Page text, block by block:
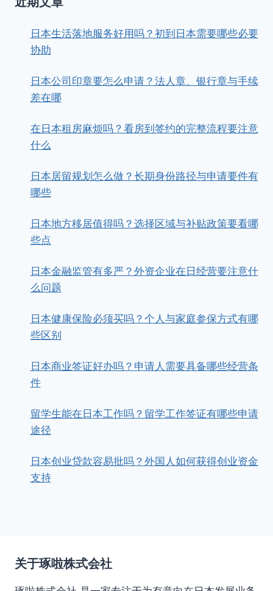
日本生活落地服务好用吗？初到日本需要哪些必要
协助
日本公司印章要怎么申请？法人章、银行章与手续
差在哪
在日本租房麻烦吗？看房到签约的完整流程要注意
什么
日本居留规划怎么做？长期身份路径与申请要件有
哪些
日本地方移居值得吗？选择区域与补贴政策要看哪
些点
日本金融监管有多严？外资企业在日经营要注意什
么问题
日本健康保险必须买吗？个人与家庭参保方式有哪
些区别
日本商业签证好办吗？申请人需要具备哪些经营条
件
留学生能在日本工作吗？留学工作签证有哪些申请
途径
日本创业贷款容易批吗？外国人如何获得创业资金
支持
关于琢啦株式会社